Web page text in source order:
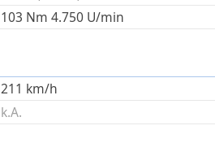
103 Nm 4.750 U/min
211 km/h
k.A.